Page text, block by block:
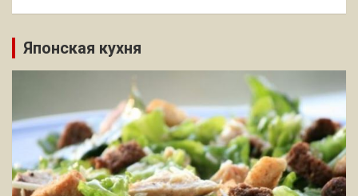
Японская кухня